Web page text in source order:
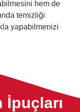
hem de
temizliği
yapabilmenizi
İpuçları